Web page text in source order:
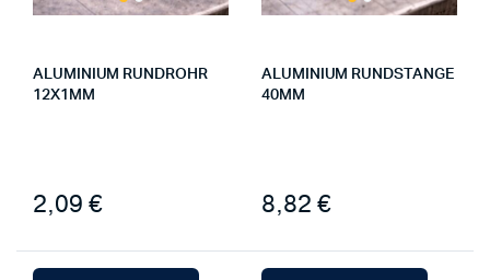
ALUMINIUM RUNDROHR
12X1MM
2,09 €
ALUMINIUM RUNDSTANGE
40MM
8,82 €